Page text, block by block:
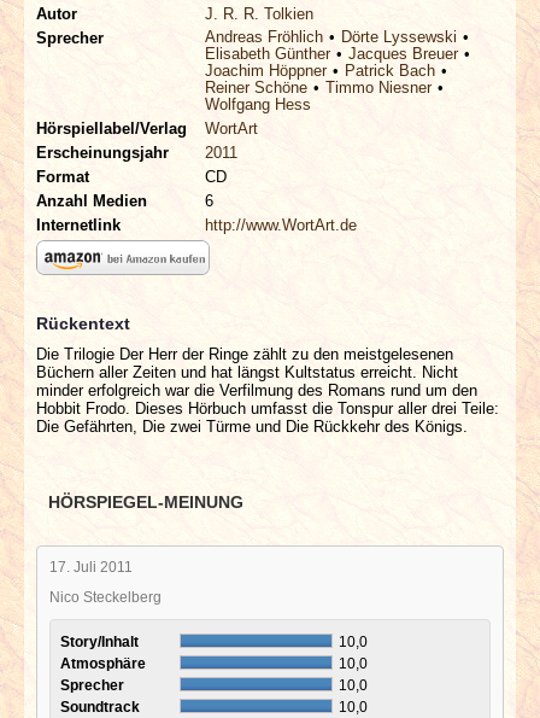
ARCHIV
Autor
J. R. R. Tolkien
Sprecher
Andreas Fröhlich
Dörte Lyssewski
Elisabeth Günther
Jacques Breuer
Joachim Höppner
Patrick Bach
Reiner Schöne
Timmo Niesner
Wolfgang Hess
Hörspiellabel/Verlag
WortArt
Erscheinungsjahr
2011
Format
CD
Anzahl Medien
6
Internetlink
http://www.WortArt.de
Rückentext
Die Trilogie Der Herr der Ringe zählt zu den meistgelesenen
Büchern aller Zeiten und hat längst Kultstatus erreicht. Nicht
minder erfolgreich war die Verfilmung des Romans rund um den
Hobbit Frodo. Dieses Hörbuch umfasst die Tonspur aller drei Teile:
Die Gefährten, Die zwei Türme und Die Rückkehr des Königs.
HÖRSPIEGEL-MEINUNG
17. Juli 2011
Nico Steckelberg
Story/Inhalt
10,0
Atmosphäre
10,0
Sprecher
10,0
Soundtrack
10,0